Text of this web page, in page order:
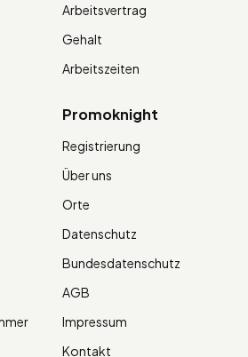
Arbeitsvertrag
Gehalt
Arbeitszeiten
Promoknight
Registrierung
Über uns
Orte
Datenschutz
Bundesdatenschutz
AGB
Impressum
Kontakt